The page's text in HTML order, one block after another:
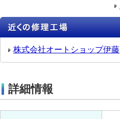
株式会社オートショップ伊藤
詳細情報